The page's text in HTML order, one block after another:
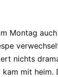
Montag
nichts
mit heim.